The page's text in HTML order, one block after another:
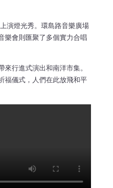
演燈光秀。環島路音樂廣場
樂會則匯聚了多個實力合唱
行進式演出和南洋市集。
福儀式，人們在此放飛和平